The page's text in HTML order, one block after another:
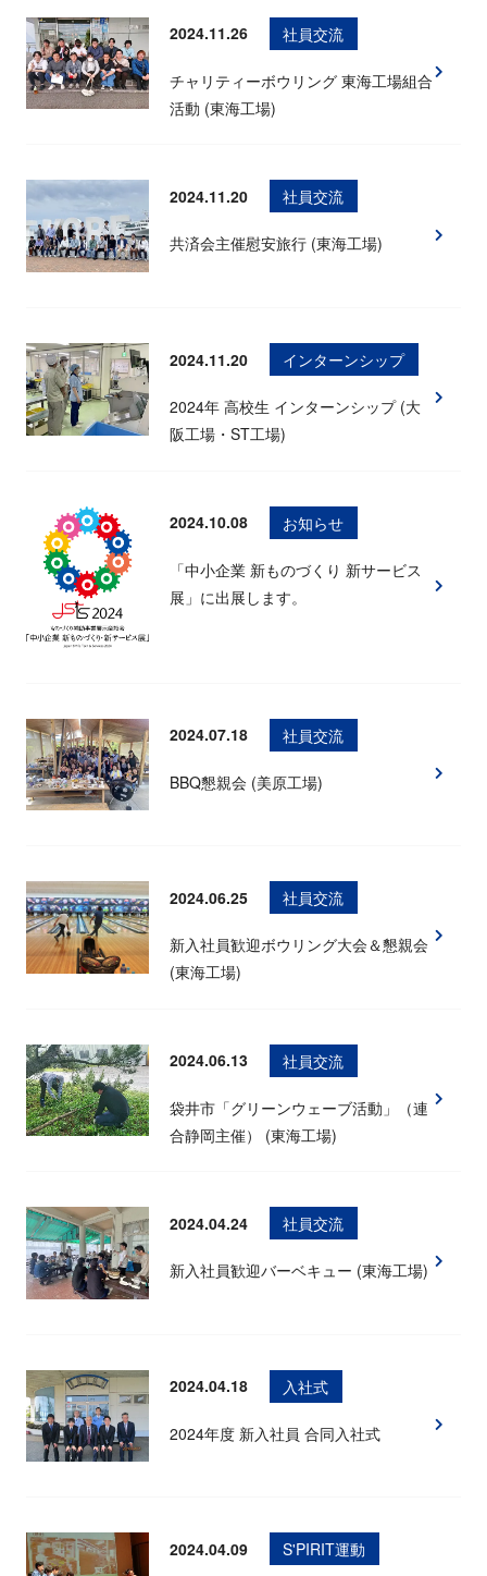
2024.11.26 社員交流
チャリティーボウリング 東海工場組合
活動 (東海工場)
2024.11.20 社員交流
共済会主催慰安旅行 (東海工場)
2024.11.20 インターンシップ
2024年 高校生 インターンシップ (大
阪工場・ST工場)
2024.10.08 お知らせ
「中小企業 新ものづくり 新サービス
展」に出展します。
2024.07.18 社員交流
BBQ懇親会 (美原工場)
2024.06.25 社員交流
新入社員歓迎ボウリング大会＆懇親会
(東海工場)
2024.06.13 社員交流
袋井市「グリーンウェーブ活動」（連
合静岡主催） (東海工場)
2024.04.24 社員交流
新入社員歓迎バーベキュー (東海工場)
2024.04.18 入社式
2024年度 新入社員 合同入社式
2024.04.09 S'PIRIT運動